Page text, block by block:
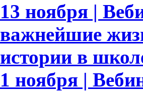
13 ноября |
важнейшие
истории в
1 ноября |